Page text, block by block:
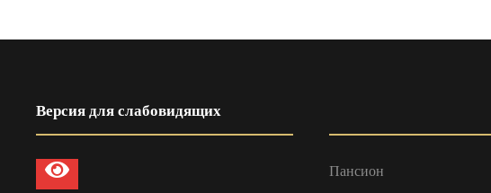
Версия для слабовидящих
Пансион